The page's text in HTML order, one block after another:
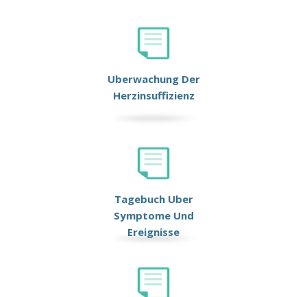
Uberwachung Der
Herzinsuffizienz
Tagebuch Uber
Symptome Und
Ereignisse